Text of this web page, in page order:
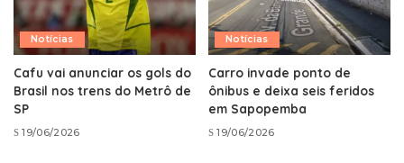
Notícias
Cafu vai anunciar os gols do
Brasil nos trens do Metrô de
SP
19/06/2026
Notícias
Carro invade ponto de
ônibus e deixa seis feridos
em Sapopemba
19/06/2026